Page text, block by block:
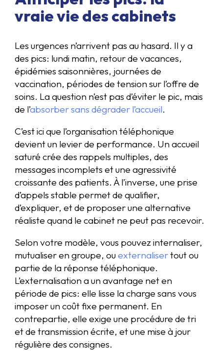
vraie vie des cabinets
Les urgences n’arrivent pas au hasard. Il y a
des pics: lundi matin, retour de vacances,
épidémies saisonnières, journées de
vaccination, périodes de tension sur l’offre de
soins. La question n’est pas d’éviter le pic, mais
de l’absorber sans dégrader l’accueil.
C’est ici que l’organisation téléphonique
devient un levier de performance. Un accueil
saturé crée des rappels multiples, des
messages incomplets et une agressivité
croissante des patients. À l’inverse, une prise
d’appels stable permet de qualifier,
d’expliquer, et de proposer une alternative
réaliste quand le cabinet ne peut pas recevoir.
Selon votre modèle, vous pouvez internaliser,
mutualiser en groupe, ouexternalisertout ou
partie de la réponse téléphonique.
L’externalisation a un avantage net en
période de pics: elle lisse la charge sans vous
imposer un coût fixe permanent. En
contrepartie, elle exige une procédure de tri
et de transmission écrite, et une mise à jour
régulière des consignes.